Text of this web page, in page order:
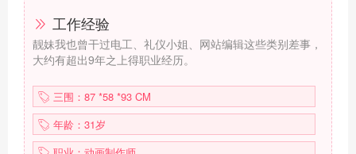
工作经验
靓妹我也曾干过电工、礼仪小姐、网站编辑这些类别差事，
大约有超出9年之上得职业经历。
三围：87 *58 *93 CM
年龄：31岁